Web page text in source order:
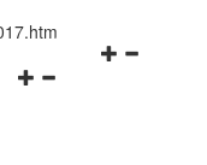
Navigationsmenü